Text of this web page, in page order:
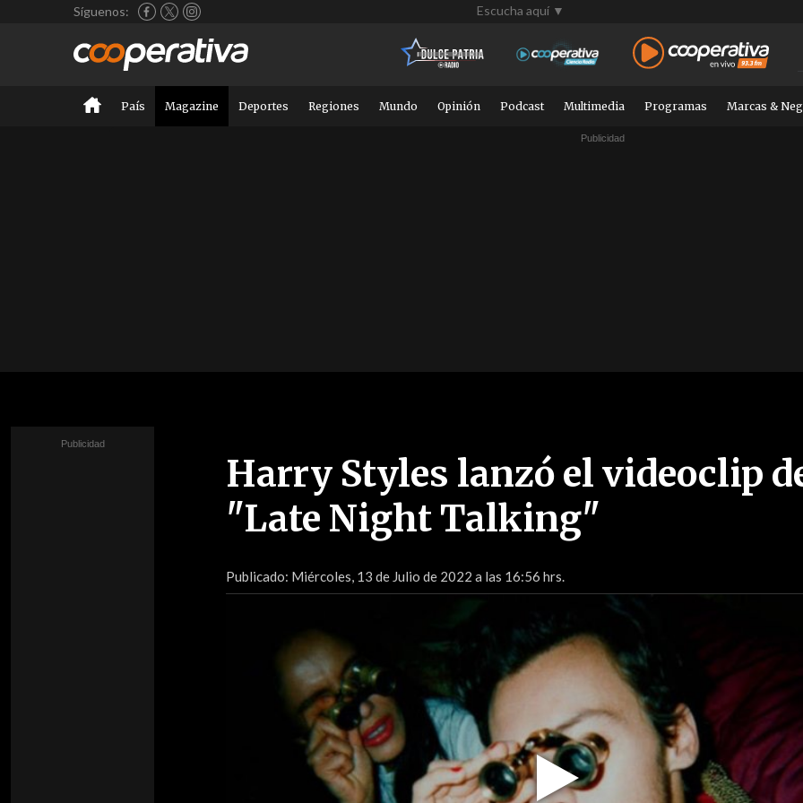
Síguenos: Escucha aquí ▼
País Magazine Deportes Regiones Mundo Opinión Podcast Multimedia Programas Marcas &
Harry Styles lanzó el videoclip
"Late Night Talking"
Publicado: Miércoles, 13 de Julio de 2022 a las 16:56 hrs.
Play
Video